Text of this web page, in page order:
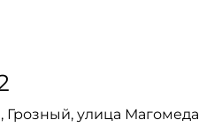
Грозный, улица Магомеда